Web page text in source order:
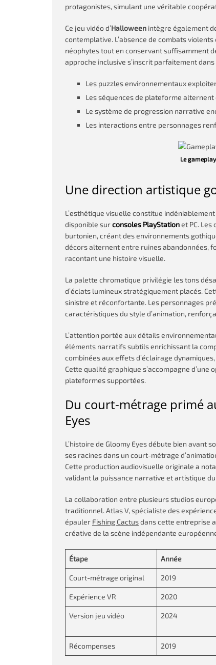
protagonistes, simulant une véritable
Ce jeu vidéo d’Halloween intègre également
contemplative. L’absence de combats
néophytes tout en conservant suffisamment
approche inclusive s’inscrit parfaitement
Les puzzles environnementaux
Les séquences de plateforme
Le système de progression narrative
Les interactions entre personnages
Le
Une direction artistique
L’esthétique visuelle constitue
disponible surconsoles PlayStationet PC.
burtonien, créant des environnements
décors alternent entre ruines abandonnées,
racontant une histoire visuelle.
La palette chromatique privilégie les tons
d’éclats lumineux stratégiquement placés.
sinistre et réconfortante. Les personnages
caractéristiques du style d’animation,
L’attention portée aux détails
éléments narratifs subtils enrichissant la
combinées aux effets d’éclairage
Cette qualité graphique s’accompagne
plateformes supportées.
Du court-métrage primé
Eyes
L’histoire de Gloomy Eyes débute bien
ses racines dans un court-métrage
Cette production audiovisuelle originale a
validant la puissance narrative et artistique
La collaboration entre plusieurs studios
traditionnel. Atlas V, spécialiste des
épauler Fishing Cactusdans cette entreprise
créative de la scène indépendante
Étape Année
Court-métrage original 2019
Expérience VR 2020
Version jeu vidéo 2024
Récompenses 2019